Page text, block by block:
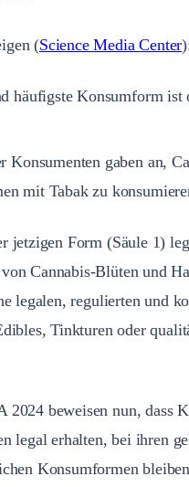
(Science Media Center
häufigste Konsumform ist
Konsumenten gaben an,
mit Tabak zu
jetzigen Form (Säule 1)
Cannabis-Blüten und
legalen, regulierten und
Tinkturen oder
2024 beweisen nun, dass
legal erhalten, bei ihren
Konsumformen